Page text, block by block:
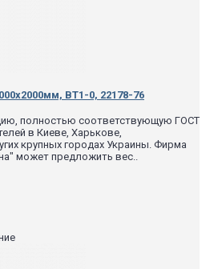
ВТ1-0, 22178-76
полностью соответствующую ГОСТ
в Киеве, Харькове,
крупных городах Украины. Фирма
может предложить вес..